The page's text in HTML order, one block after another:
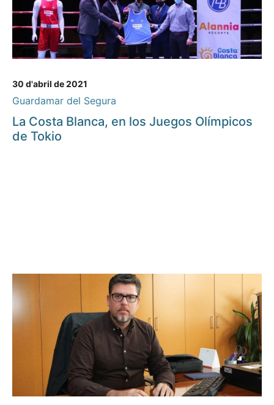
30 d'abril de 2021
Guardamar del Segura
La Costa Blanca, en los Juegos Olímpicos
de Tokio